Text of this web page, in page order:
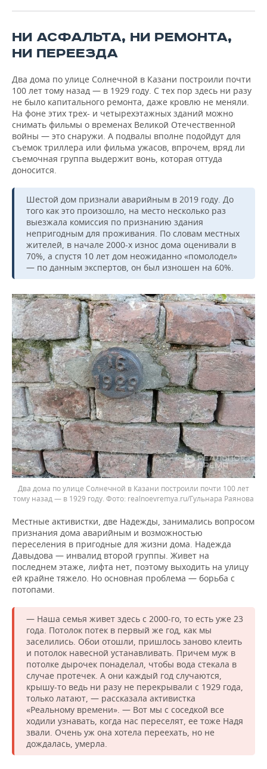
НИ АСФАЛЬТА, НИ РЕМОНТА,
НИ ПЕРЕЕЗДА
Два дома по улице Солнечной в Казани построили почти
100 лет тому назад — в 1929 году. С тех пор здесь ни разу
не было капитального ремонта, даже кровлю не меняли.
На фоне этих трех- и четырехэтажных зданий можно
снимать фильмы о временах Великой Отечественной
войны — это снаружи. А подвалы вполне подойдут для
съемок триллера или фильма ужасов, впрочем, вряд ли
съемочная группа выдержит вонь, которая оттуда
доносится.
Шестой дом признали аварийным в 2019 году. До
того как это произошло, на место несколько раз
выезжала комиссия по признанию здания
непригодным для проживания. По словам местных
жителей, в начале 2000-х износ дома оценивали в
70%, а спустя 10 лет дом неожиданно «помолодел»
— по данным экспертов, он был изношен на 60%.
Два дома по улице Солнечной в Казани построили почти 100 лет
тому назад — в 1929 году.
realnoevremya.ru/Гульнара Раянова
Местные активистки, две Надежды, занимались вопросом
признания дома аварийным и возможностью
переселения в пригодные для жизни дома. Надежда
Давыдова — инвалид второй группы. Живет на
последнем этаже, лифта нет, поэтому выходить на улицу
ей крайне тяжело. Но основная проблема — борьба с
потопами.
— Наша семья живет здесь с 2000-го, то есть уже 23
года. Потолок потек в первый же год, как мы
заселились. Обои отошли, пришлось заново клеить
и потолок навесной устанавливать. Причем муж в
потолке дырочек понаделал, чтобы вода стекала в
случае протечек. А они каждый год случаются,
крышу-то ведь ни разу не перекрывали с 1929 года,
только латают, — рассказала активистка
«Реальному времени». — Вот мы с соседкой все
ходили узнавать, когда нас переселят, ее тоже Надя
звали. Очень уж она хотела переехать, но не
дождалась, умерла.